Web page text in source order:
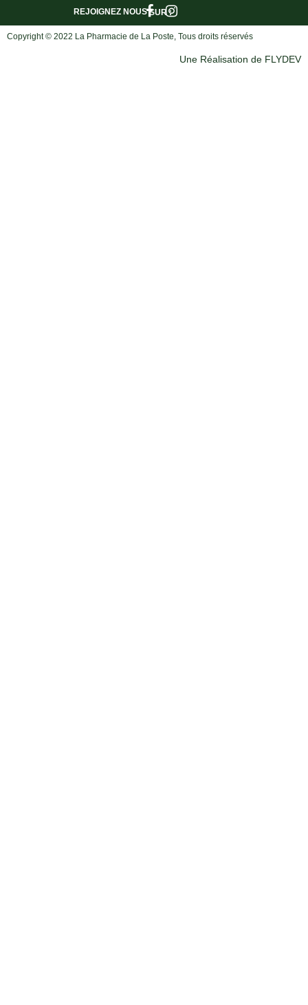
SUR :
REJOIGNEZ NOUS
Copyright © 2022 La Pharmacie de La Poste, Tous droits réservés
Une Réalisation de FLYDEV